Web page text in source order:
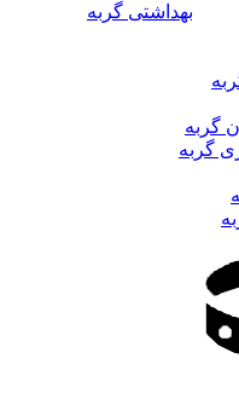
بهداشتی گربه
گربه
گربه